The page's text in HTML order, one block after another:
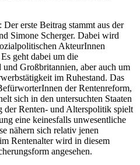
erste Beitrag stammt aus der
Simone Scherger. Dabei wird
AkteurInnen
geht dabei um die
Großbritannien, aber auch um
im Ruhestand. Das
der Rentenreform,
sich in den untersuchten Staaten
der Renten- und Alterspolitik spielt
eine keinesfalls unwesentliche
nähern sich relativ jenen
Rentenalter wird in diesem
angesehen.